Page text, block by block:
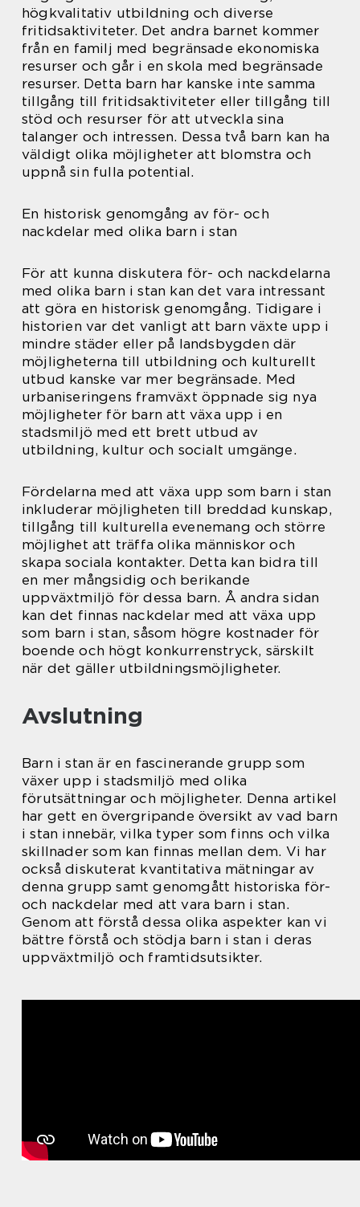
högkvalitativ utbildning och diverse
fritidsaktiviteter. Det andra barnet kommer
från en familj med begränsade ekonomiska
resurser och går i en skola med begränsade
resurser. Detta barn har kanske inte samma
tillgång till fritidsaktiviteter eller tillgång till
stöd och resurser för att utveckla sina
talanger och intressen. Dessa två barn kan ha
väldigt olika möjligheter att blomstra och
uppnå sin fulla potential.
En historisk genomgång av för- och
nackdelar med olika barn i stan
För att kunna diskutera för- och nackdelarna
med olika barn i stan kan det vara intressant
att göra en historisk genomgång. Tidigare i
historien var det vanligt att barn växte upp i
mindre städer eller på landsbygden där
möjligheterna till utbildning och kulturellt
utbud kanske var mer begränsade. Med
urbaniseringens framväxt öppnade sig nya
möjligheter för barn att växa upp i en
stadsmiljö med ett brett utbud av
utbildning, kultur och socialt umgänge.
Fördelarna med att växa upp som barn i stan
inkluderar möjligheten till breddad kunskap,
tillgång till kulturella evenemang och större
möjlighet att träffa olika människor och
skapa sociala kontakter. Detta kan bidra till
en mer mångsidig och berikande
uppväxtmiljö för dessa barn. Å andra sidan
kan det finnas nackdelar med att växa upp
som barn i stan, såsom högre kostnader för
boende och högt konkurrenstryck, särskilt
när det gäller utbildningsmöjligheter.
Avslutning
Barn i stan är en fascinerande grupp som
växer upp i stadsmiljö med olika
förutsättningar och möjligheter. Denna artikel
har gett en övergripande översikt av vad barn
i stan innebär, vilka typer som finns och vilka
skillnader som kan finnas mellan dem. Vi har
också diskuterat kvantitativa mätningar av
denna grupp samt genomgått historiska för-
och nackdelar med att vara barn i stan.
Genom att förstå dessa olika aspekter kan vi
bättre förstå och stödja barn i stan i deras
uppväxtmiljö och framtidsutsikter.